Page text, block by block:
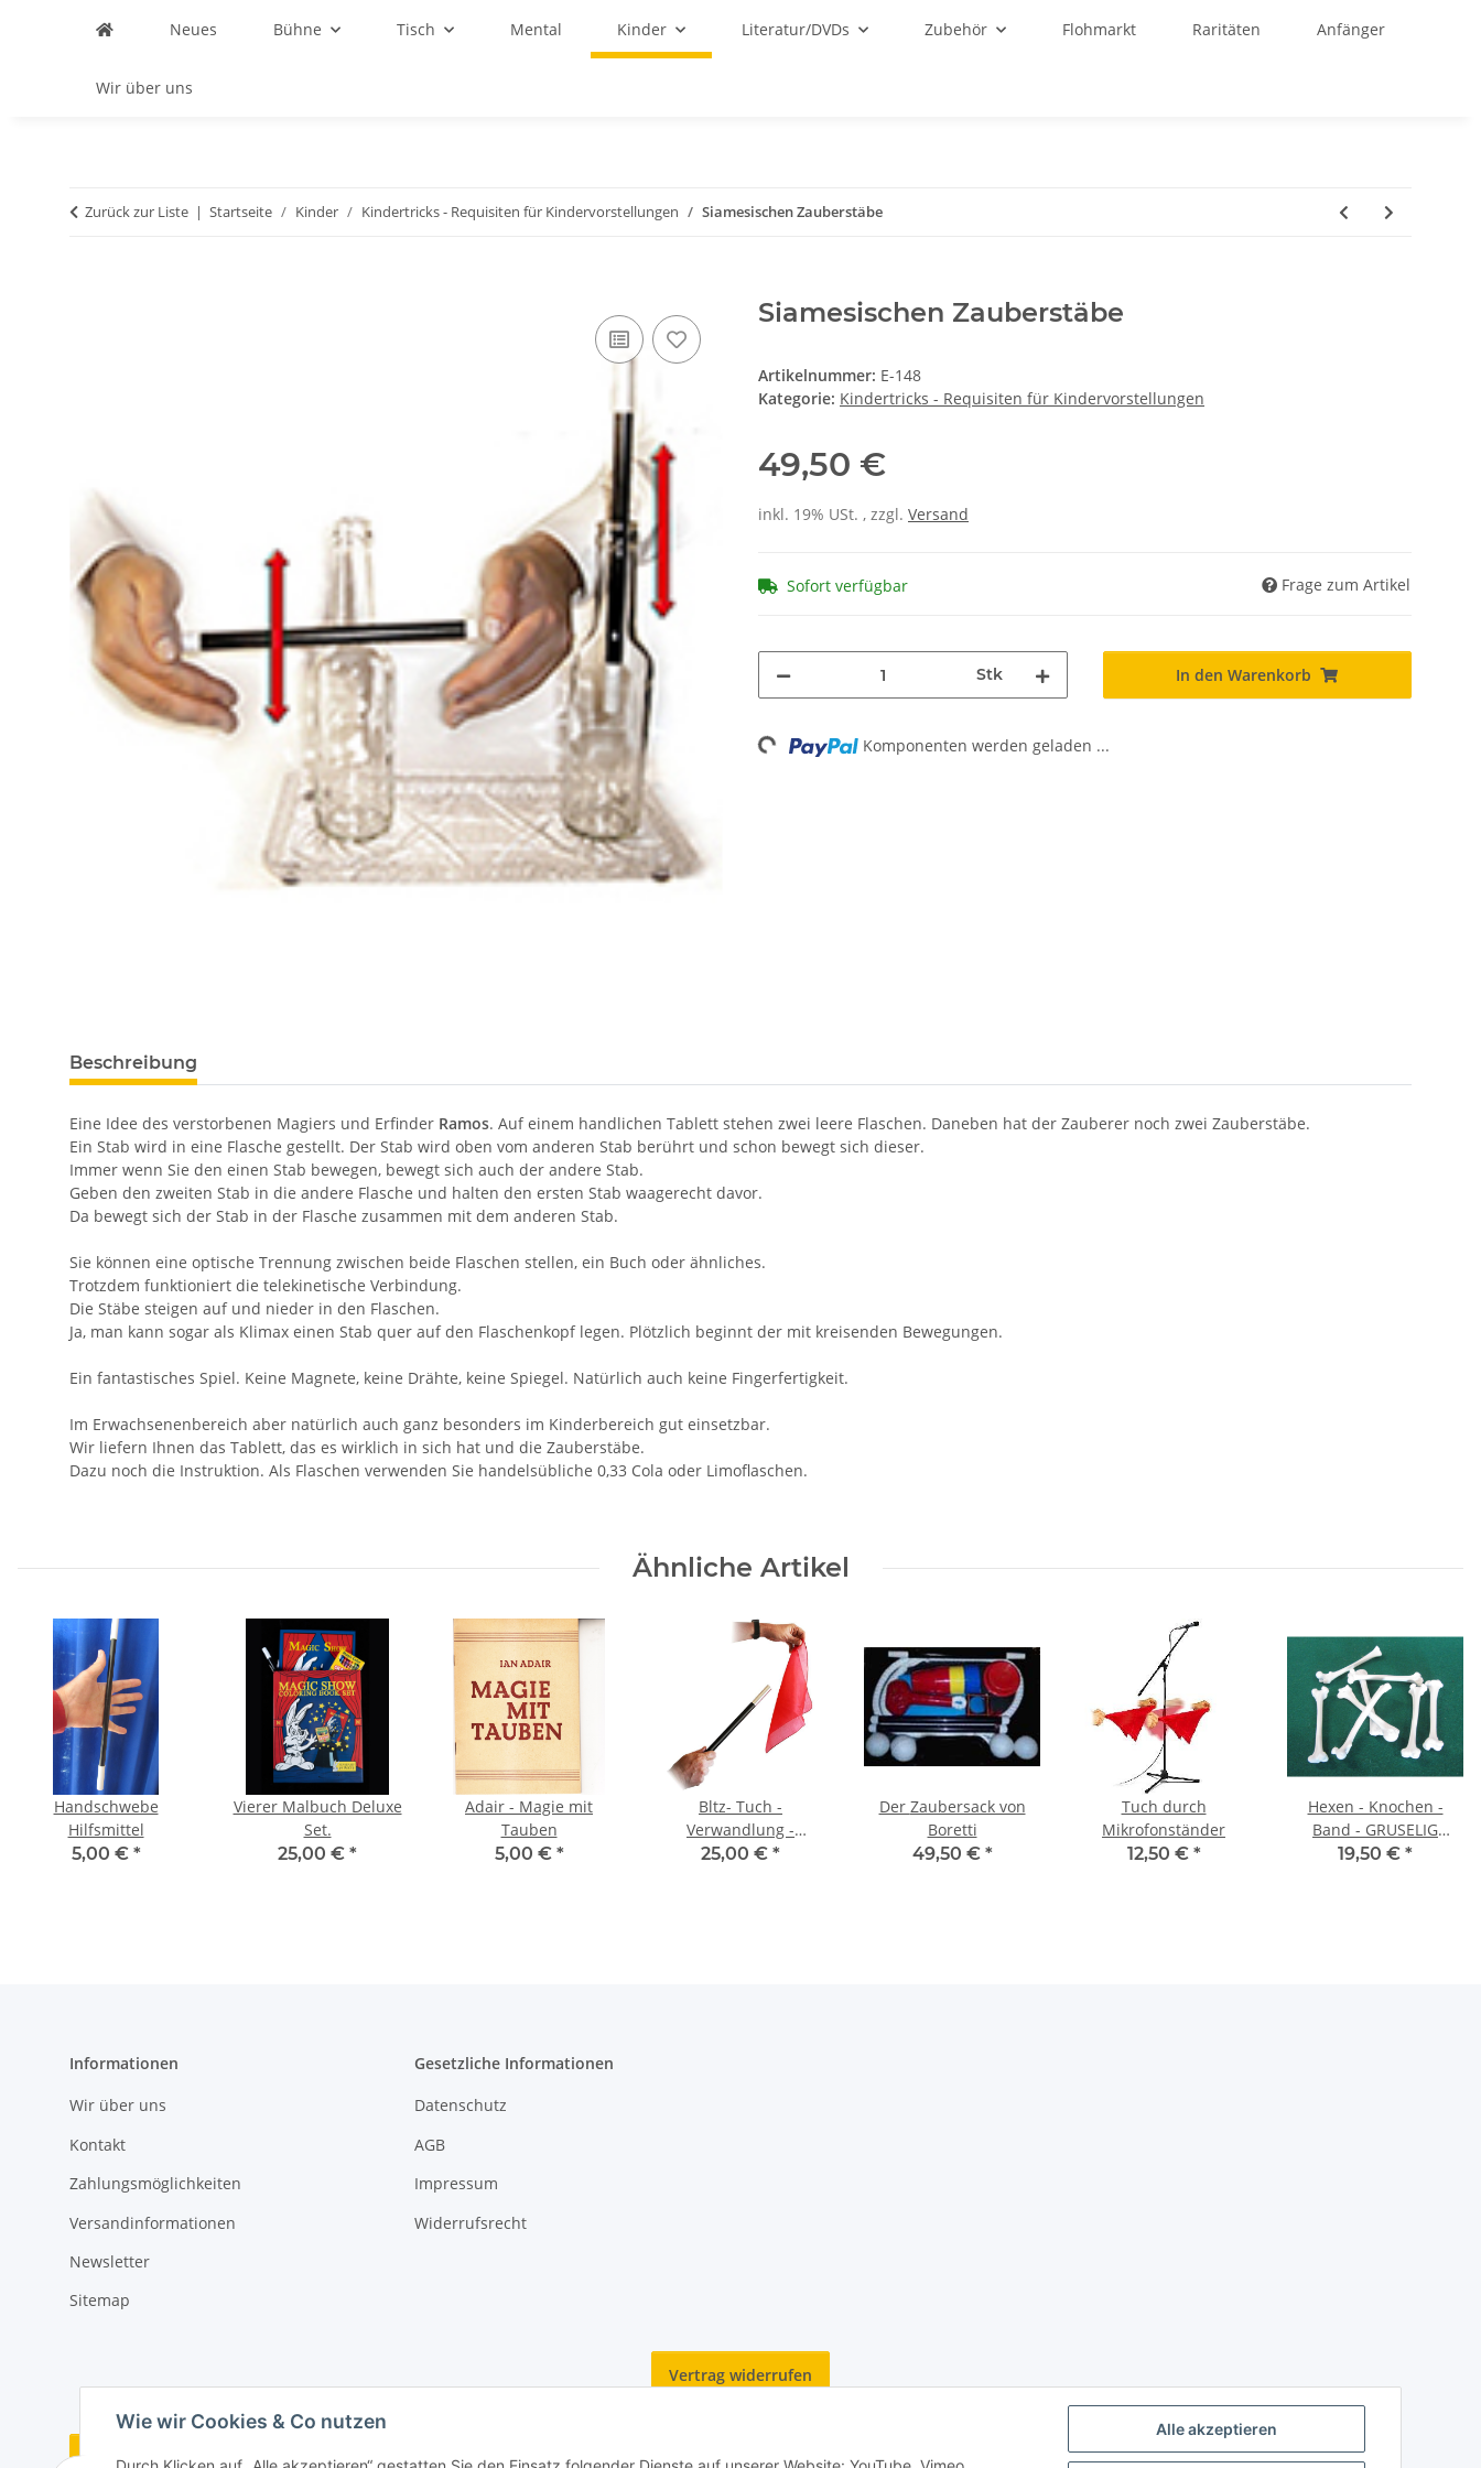
Alle akzeptieren
Wie wir Cookies & Co nutzen
Neues Bühne Tisch Mental Kinder Literatur/DVDs Zubehör Flohmarkt Raritäten Anfänger
Wir über uns
Zurück zur Liste Startseite Kinder Kindertricks - Requisiten für Kindervorstellungen Siamesischen Zauberstäbe
Siamesischen Zauberstäbe
Artikelnummer: E-148
Kategorie: Kindertricks - Requisiten für Kindervorstellungen
49,50 €
inkl. 19% USt. , zzgl. Versand
Sofort verfügbar Frage zum Artikel
Stk In den Warenkorb
Loading... Komponenten werden geladen ...
Beschreibung
Eine Idee des verstorbenen Magiers und Erfinder Ramos. Auf einem handlichen Tablett stehen zwei leere Flaschen. Daneben hat der Zauberer noch zwei Zauberstäbe.
Ein Stab wird in eine Flasche gestellt. Der Stab wird oben vom anderen Stab berührt und schon bewegt sich dieser.
Immer wenn Sie den einen Stab bewegen, bewegt sich auch der andere Stab.
Geben den zweiten Stab in die andere Flasche und halten den ersten Stab waagerecht davor.
Da bewegt sich der Stab in der Flasche zusammen mit dem anderen Stab.
Sie können eine optische Trennung zwischen beide Flaschen stellen, ein Buch oder ähnliches.
Trotzdem funktioniert die telekinetische Verbindung.
Die Stäbe steigen auf und nieder in den Flaschen.
Ja, man kann sogar als Klimax einen Stab quer auf den Flaschenkopf legen. Plötzlich beginnt der mit kreisenden Bewegungen.
Ein fantastisches Spiel. Keine Magnete, keine Drähte, keine Spiegel. Natürlich auch keine Fingerfertigkeit.
Im Erwachsenenbereich aber natürlich auch ganz besonders im Kinderbereich gut einsetzbar.
Wir liefern Ihnen das Tablett, das es wirklich in sich hat und die Zauberstäbe.
Dazu noch die Instruktion. Als Flaschen verwenden Sie handelsübliche 0,33 Cola oder Limoflaschen.
Ähnliche Artikel
Handschwebe
Hilfsmittel
5,00 € *
Vierer Malbuch Deluxe
Set.
25,00 € *
Adair - Magie mit
Tauben
5,00 € *
Bltz- Tuch -
Verwandlung -
Verschwinden
25,00 € *
Der Zaubersack von
Boretti
49,50 € *
Tuch durch
Mikrofonständer
12,50 € *
Hexen - Knochen -
Band - GRUSELIG
SCHÖN
19,50 € *
Informationen
Wir über uns
Kontakt
Zahlungsmöglichkeiten
Versandinformationen
Newsletter
Sitemap
Gesetzliche Informationen
Datenschutz
AGB
Impressum
Widerrufsrecht
Vertrag widerrufen
Vertrag widerrufen